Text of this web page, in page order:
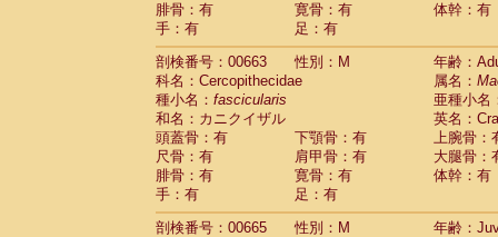
腓骨：有
寛骨：有
体幹：有
手：有
足：有
剖検番号：00663
性別：M
年齢：
科名：Cercopithecidae
属名：
種小名： fascicularis
亜種小名
和名：カニクイザル
英名：
頭蓋骨：有
下顎骨：有
上腕骨：
尺骨：有
肩甲骨：有
大腿骨：
腓骨：有
寛骨：有
体幹：有
手：有
足：有
剖検番号：00665
性別：M
年齢：